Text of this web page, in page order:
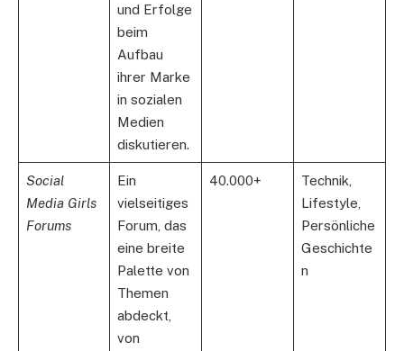
und Erfolge
beim
Aufbau
ihrer Marke
in sozialen
Medien
diskutieren.
Social
Media Girls
Forums
Ein
vielseitiges
Forum, das
eine breite
Palette von
Themen
abdeckt,
von
40.000+
Technik,
Lifestyle,
Persönliche
Geschichte
n